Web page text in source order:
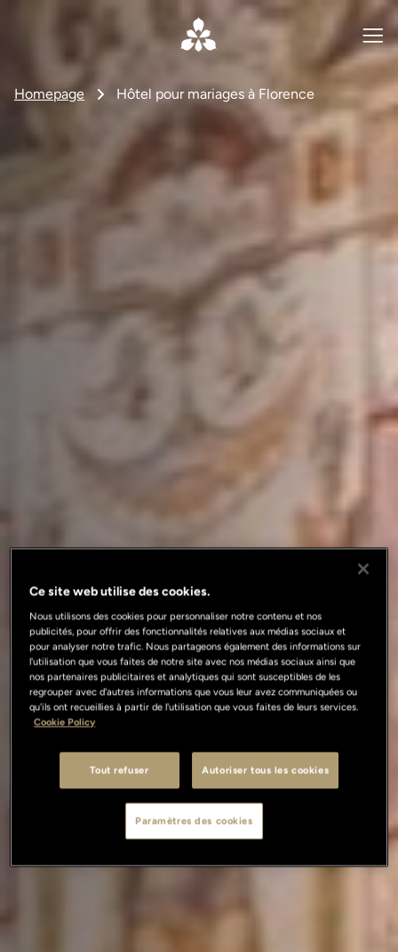
Homepage Hôtel pour mariages à Florence
Ce site web utilise des cookies.
Nous utilisons des cookies pour personnaliser notre contenu et nos
publicités, pour offrir des fonctionnalités relatives aux médias sociaux et
pour analyser notre trafic. Nous partageons également des informations sur
l'utilisation que vous faites de notre site avec nos médias sociaux ainsi que
nos partenaires publicitaires et analytiques qui sont susceptibles de les
regrouper avec d'autres informations que vous leur avez communiquées ou
qu'ils ont recueillies à partir de l'utilisation que vous faites de leurs services.
Cookie Policy
Tout refuser Autoriser tous les cookies
Paramètres des cookies